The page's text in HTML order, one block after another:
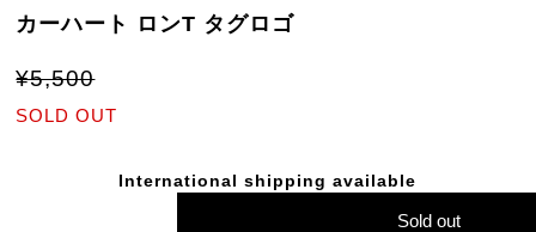
カーハート ロンT タグロゴ
¥5,500
SOLD OUT
International shipping available
Sold out